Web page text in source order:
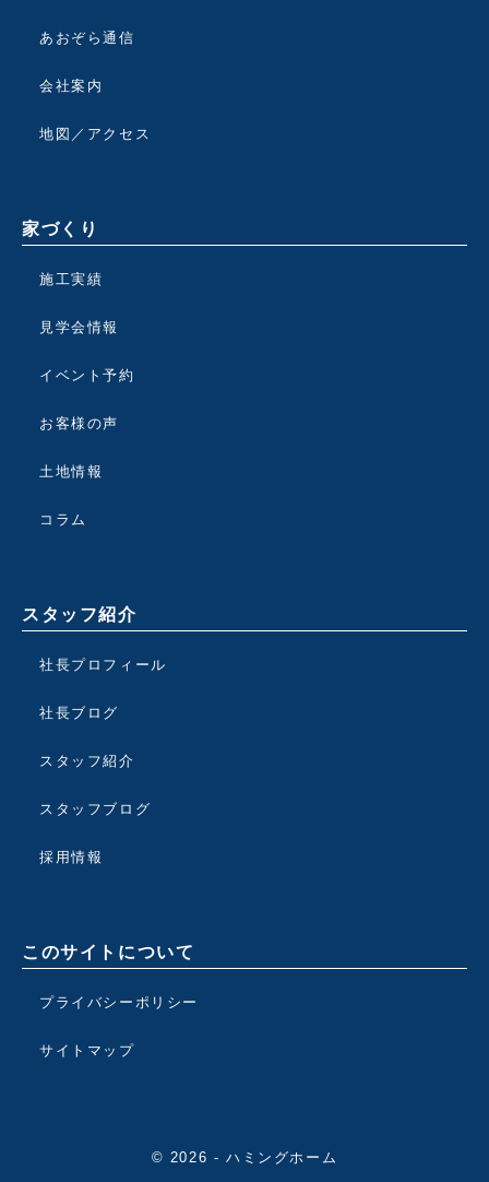
あおぞら通信
会社案内
地図／アクセス
家づくり
施工実績
見学会情報
イベント予約
お客様の声
土地情報
コラム
スタッフ紹介
社長プロフィール
社長ブログ
スタッフ紹介
スタッフブログ
採用情報
このサイトについて
プライバシーポリシー
サイトマップ
© 2026 - ハミングホーム